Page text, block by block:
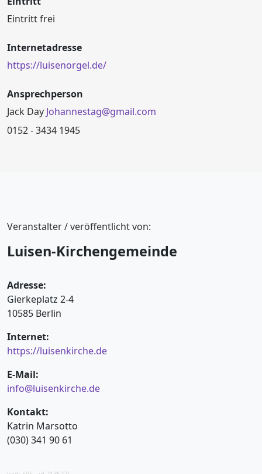
Eintritt frei
Internetadresse
https://luisenorgel.de/
Ansprechperson
Jack Day Johannestag@gmail.com
0152 - 3434 1945
Veranstalter / veröffentlicht von:
Luisen-Kirchengemeinde
Adresse:
Gierkeplatz 2-4
10585 Berlin
Internet:
https://luisenkirche.de
E-Mail:
info@luisenkirche.de
Kontakt:
Katrin Marsotto
(030) 341 90 61